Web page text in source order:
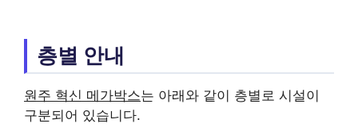
층별 안내
원주 혁신 메가박스는 아래와 같이 층별로 시설이
구분되어 있습니다.